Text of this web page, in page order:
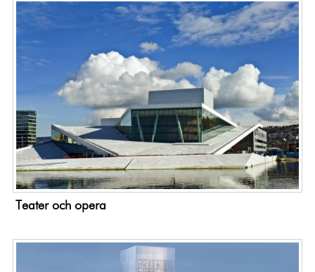
Teater och opera